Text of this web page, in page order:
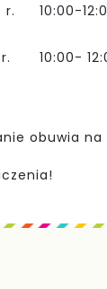
r. 10:00-
10:00-
obuwia na